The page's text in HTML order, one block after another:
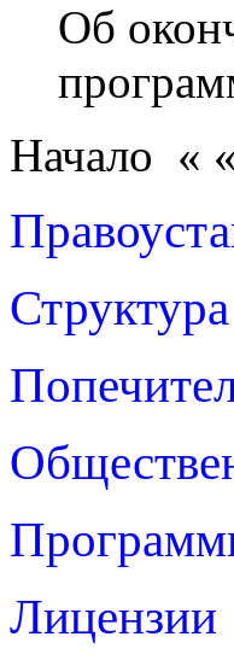
Об
Начало «
Лицензии